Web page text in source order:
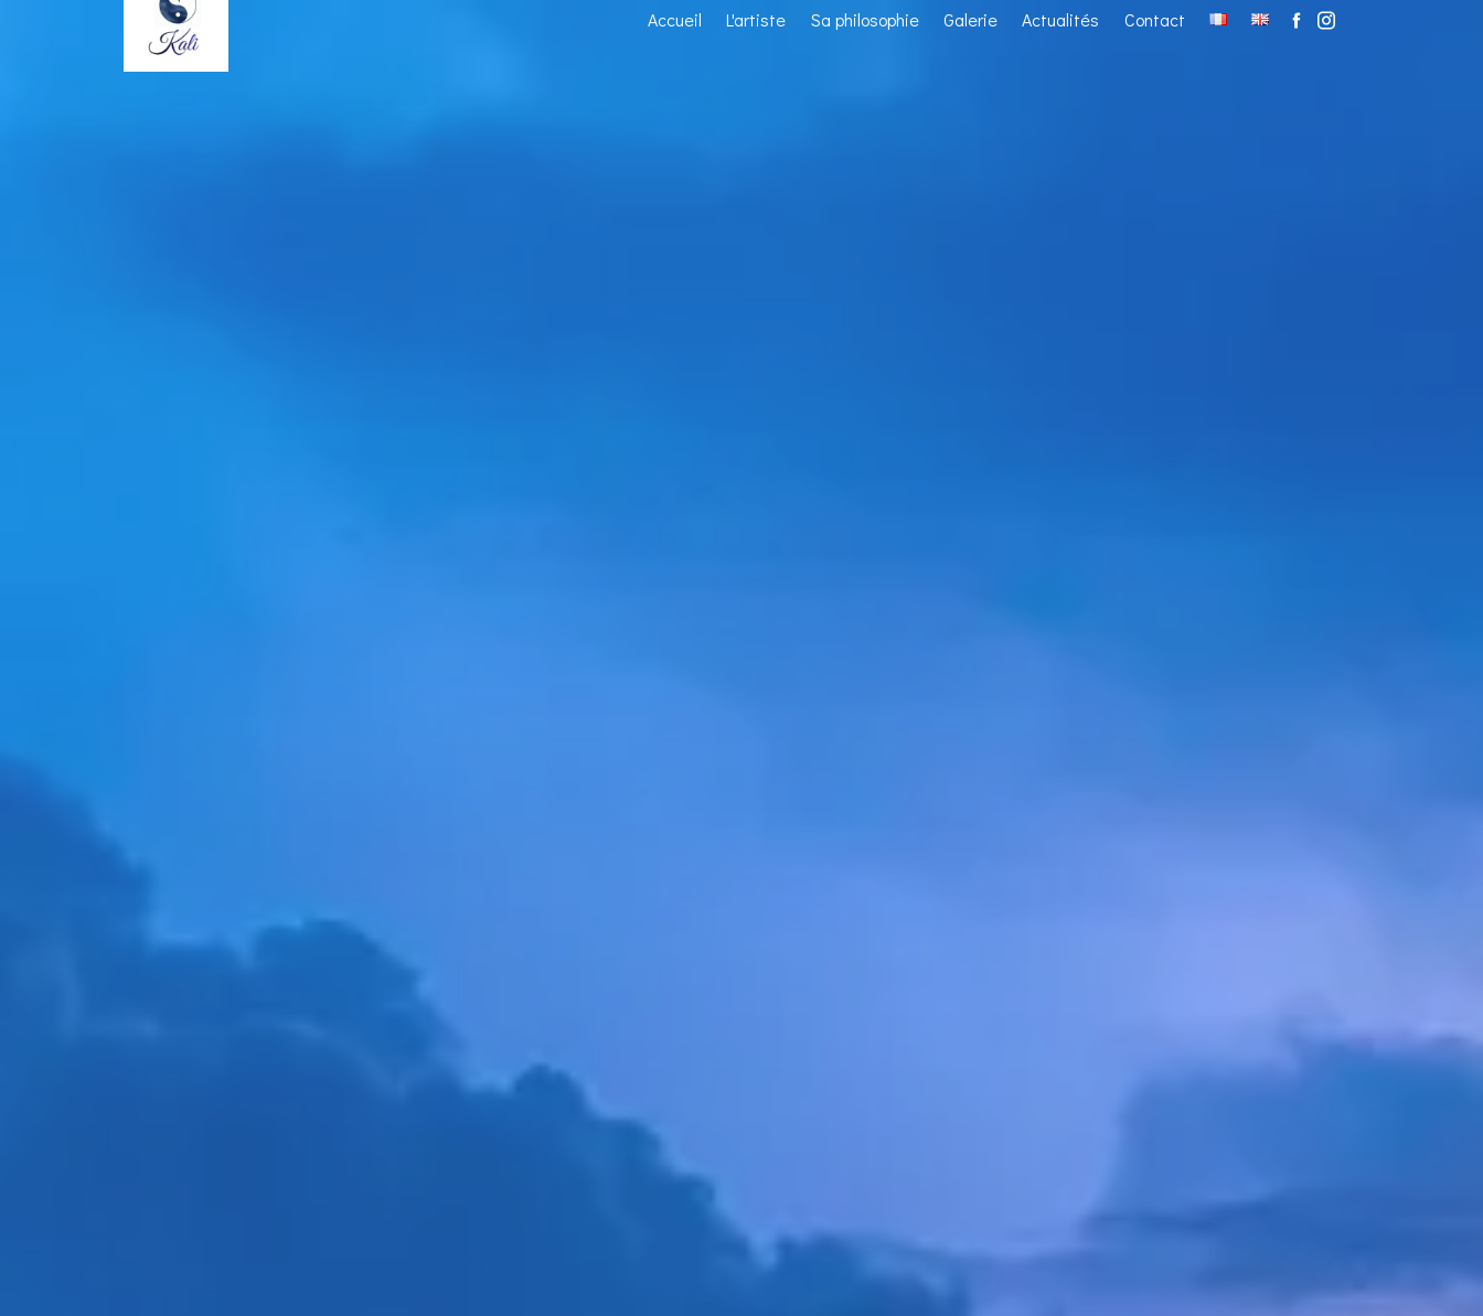
Accueil L'artiste Sa philosophie Galerie Actualités Contact
Panneau de gestion des cookies